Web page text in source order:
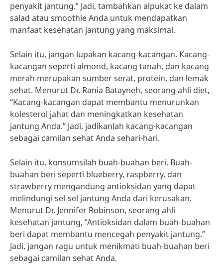
penyakit jantung.” Jadi, tambahkan alpukat ke dalam
salad atau smoothie Anda untuk mendapatkan
manfaat kesehatan jantung yang maksimal.
Selain itu, jangan lupakan kacang-kacangan. Kacang-
kacangan seperti almond, kacang tanah, dan kacang
merah merupakan sumber serat, protein, dan lemak
sehat. Menurut Dr. Rania Batayneh, seorang ahli diet,
“Kacang-kacangan dapat membantu menurunkan
kolesterol jahat dan meningkatkan kesehatan
jantung Anda.” Jadi, jadikanlah kacang-kacangan
sebagai camilan sehat Anda sehari-hari.
Selain itu, konsumsilah buah-buahan beri. Buah-
buahan beri seperti blueberry, raspberry, dan
strawberry mengandung antioksidan yang dapat
melindungi sel-sel jantung Anda dari kerusakan.
Menurut Dr. Jennifer Robinson, seorang ahli
kesehatan jantung, “Antioksidan dalam buah-buahan
beri dapat membantu mencegah penyakit jantung.”
Jadi, jangan ragu untuk menikmati buah-buahan beri
sebagai camilan sehat Anda.